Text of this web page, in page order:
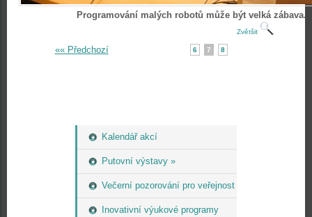
Kalendář akcí
Putovní výstavy »
Večerní pozorování pro veřejnost
Inovativní výukové programy
Programování malých robotů může být velká zábava.
Zvětšit
«« Předchozí 6 7 8